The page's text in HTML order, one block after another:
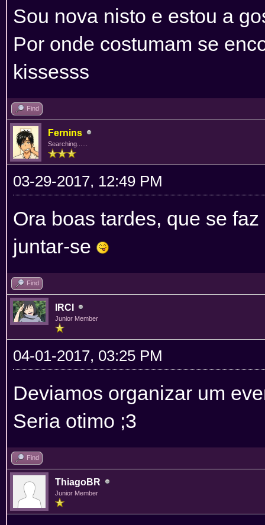
Sou nova nisto e estou a
Por onde costumam se
kissesss
Find
Fernins
Searching......
03-29-2017, 12:49 PM
Ora boas tardes, que se
juntar-se
Find
IRCI
Junior Member
04-01-2017, 03:25 PM
Deviamos organizar um
Seria otimo ;3
Find
ThiagoBR
Junior Member